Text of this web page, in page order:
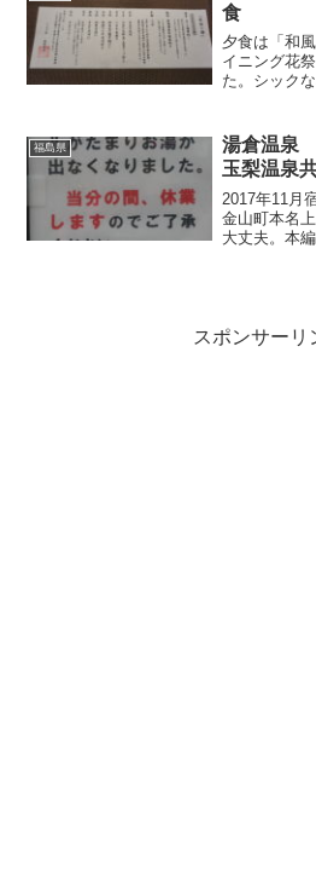
食
夕食は「和
イニング花
た。シック
のは「凌空
を幾つかに
福島県
湯倉温泉
玉梨温泉
2017年11月
金山町本名
大丈夫。本
スポンサーリ